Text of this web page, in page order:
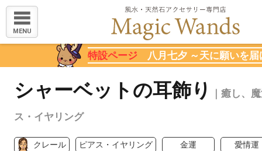
MENU
特設ページ 八月七夕 ～天に願いを届
シャーベットの耳飾り ｜癒し、
ス・イヤリング
クレール ピアス・イヤリング 金運 愛情運